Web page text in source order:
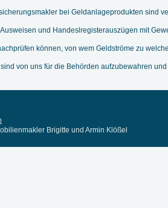
bei Geldanlageprodukten sind
und Handeslregisterauszügen mit
können, von wem Geldströme zu
von uns für die Behörden aufzubewahren und
Brigitte und Armin Klößel